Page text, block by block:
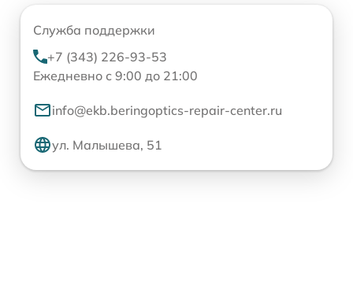
Служба поддержки
+7 (343) 226-93-53
Ежедневно с 9:00 до 21:00
info@ekb.beringoptics-repair-center.ru
ул. Малышева, 51